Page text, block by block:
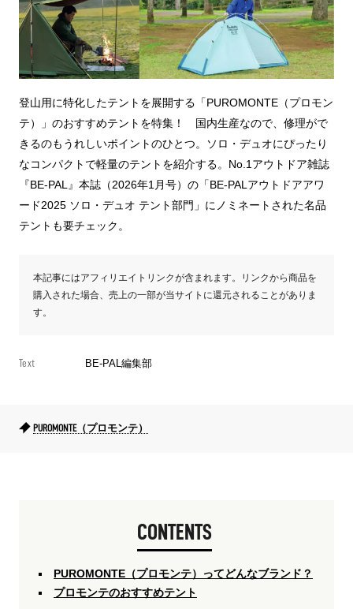
登山用に特化したテントを展開する「PUROMONTE（プロモン
テ）」のおすすめテントを特集！ 国内生産なので、修理がで
きるのもうれしいポイントのひとつ。ソロ・デュオにぴったり
なコンパクトで軽量のテントを紹介する。No.1アウトドア雑誌
『BE-PAL』本誌（2026年1月号）の「BE-PALアウトドアアワ
ード2025 ソロ・デュオ テント部門」にノミネートされた名品
テントも要チェック。
本記事にはアフィリエイトリンクが含まれます。リンクから商品を
購入された場合、売上の一部が当サイトに還元されることがありま
す。
Text BE-PAL編集部
PUROMONTE（プロモンテ）
CONTENTS
PUROMONTE（プロモンテ）ってどんなブランド？
プロモンテのおすすめテント